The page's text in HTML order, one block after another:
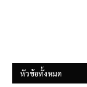
หัวข้อทั้งหมด